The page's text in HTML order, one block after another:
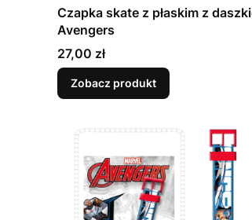
Czapka skate z płaskim z
Avengers
Cena
27,00 zł
Zobacz produkt